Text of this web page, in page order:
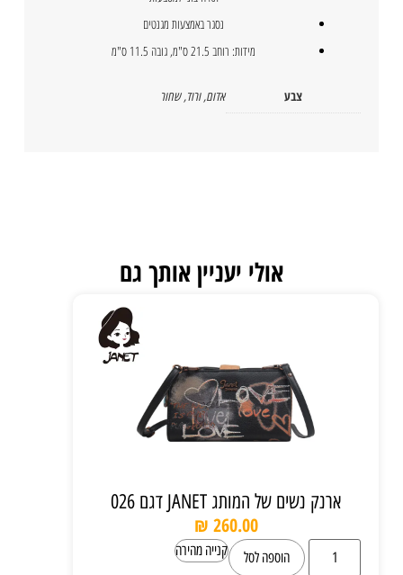
נסגר באמצעות מגנטים
מידות: רוחב 21.5 ס"מ, גובה 11.5 ס"מ
צבע אדום,ורוד,שחור
אולי יעניין אותך גם
ארנק נשים של המותג JANET דגם 026
₪ 260.00
הוספה לסל קנייה מהירה